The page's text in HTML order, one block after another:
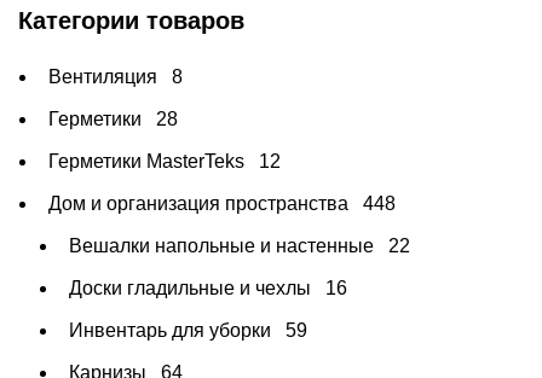
Категории товаров
Вентиляция 8
Герметики 28
Герметики MasterTeks 12
Дом и организация пространства 448
Вешалки напольные и настенные 22
Доски гладильные и чехлы 16
Инвентарь для уборки 59
Карнизы 64